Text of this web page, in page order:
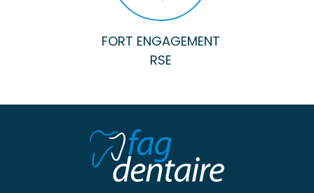
FORT ENGAGEMENT
RSE